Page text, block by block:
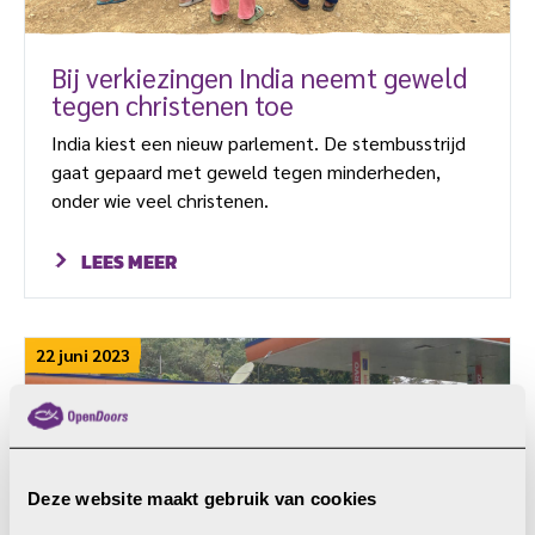
Deze website maakt gebruik van cookies
Bij verkiezingen India neemt geweld
tegen christenen toe
India kiest een nieuw parlement. De stembusstrijd
gaat gepaard met geweld tegen minderheden,
onder wie veel christenen.
LEES MEER
22 juni 2023